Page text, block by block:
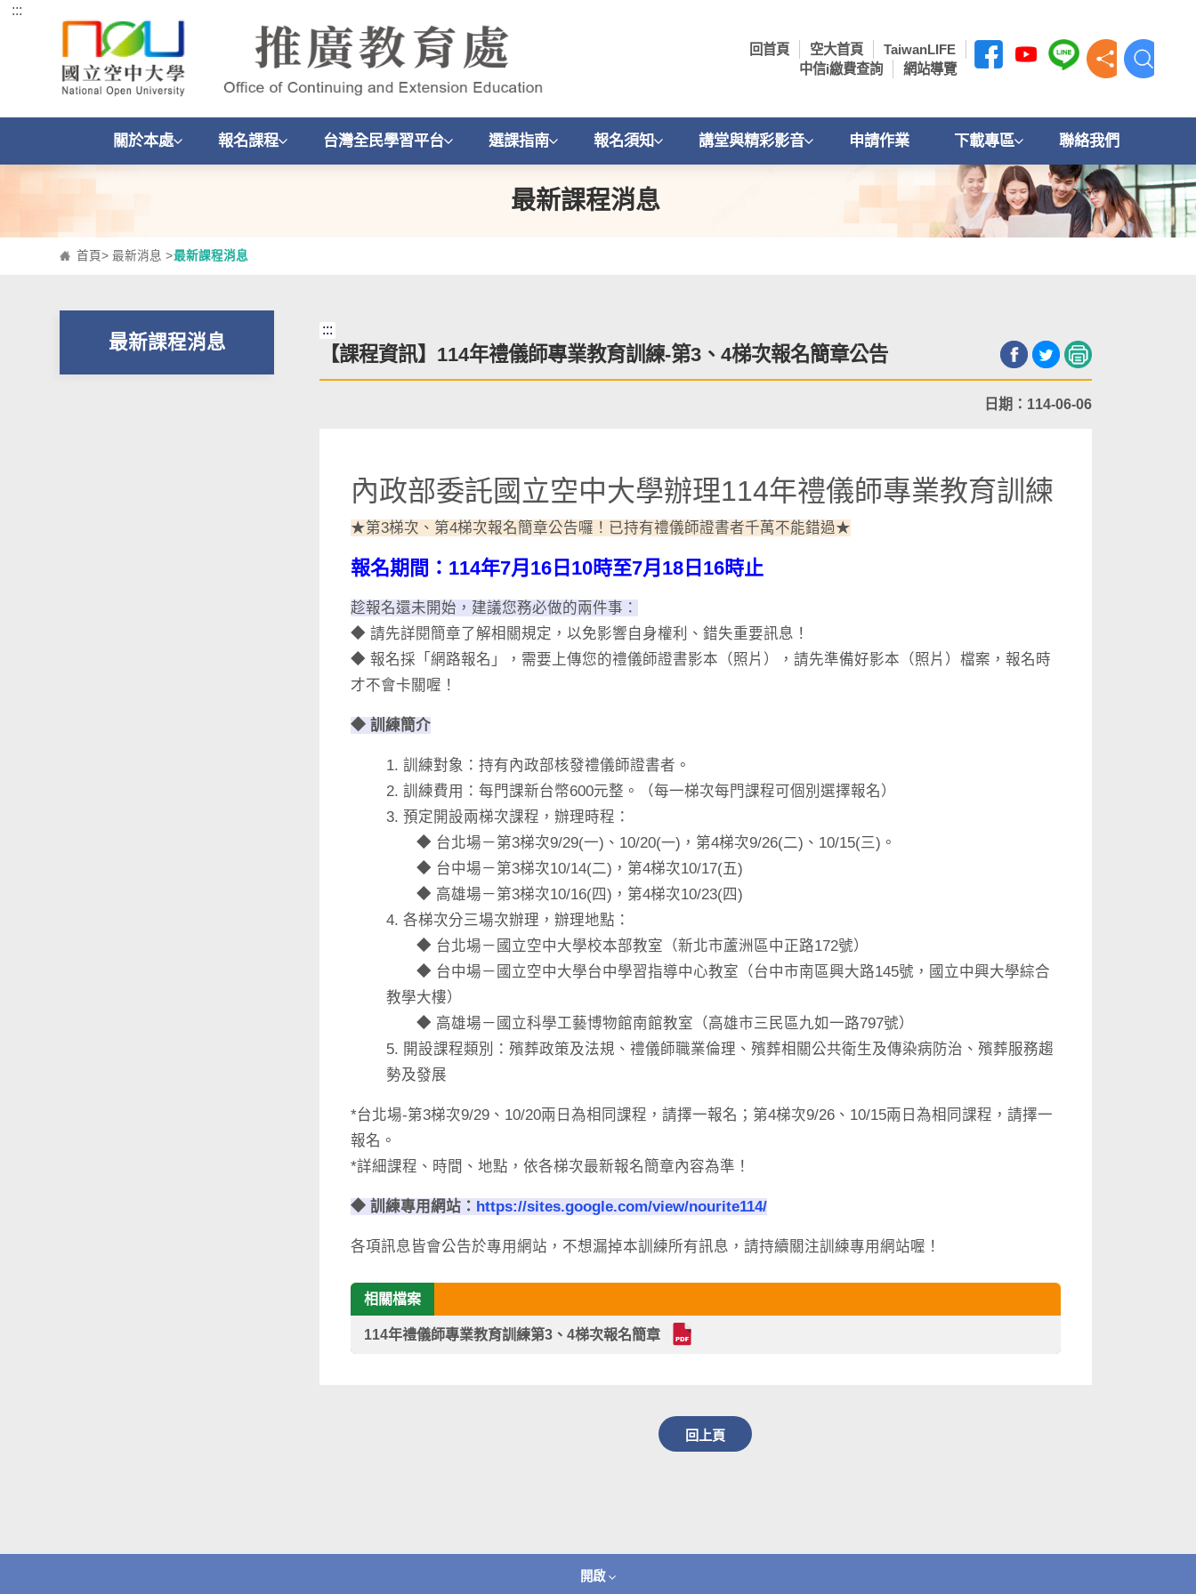
跳到主要內容區塊
:::
回首頁 空大首頁
TaiwanLIFE
中信i繳費查詢
網站導覽
關於本處 報名課程 台灣全民學習平台 選課指南 報名須知 講堂與精彩影音 申請作業 下載專區 聯絡我們
最新課程消息
首頁>最新消息 >最新課程消息
最新課程消息
:::
【課程資訊】114年禮儀師專業教育訓練-第3、4梯次報名簡章公告
日期：114-06-06
內政部委託國立空中大學辦理114年禮儀師專業教育訓練
★第3梯次、第4梯次報名簡章公告囉！已持有禮儀師證書者千萬不能錯過★
報名期間：114年7月16日10時至7月18日16時止
趁報名還未開始，建議您務必做的兩件事：
◆ 請先詳閱簡章了解相關規定，以免影響自身權利、錯失重要訊息！
◆ 報名採「網路報名」，需要上傳您的禮儀師證書影本（照片），請先準備好影本（照片）檔案，報名時
才不會卡關喔！
◆ 訓練簡介
1. 訓練對象：持有內政部核發禮儀師證書者。
2. 訓練費用：每門課新台幣600元整。（每一梯次每門課程可個別選擇報名）
3. 預定開設兩梯次課程，辦理時程：
◆ 台北場－第3梯次9/29(一)、10/20(一)，第4梯次9/26(二)、10/15(三)。
◆ 台中場－第3梯次10/14(二)，第4梯次10/17(五)
◆ 高雄場－第3梯次10/16(四)，第4梯次10/23(四)
4. 各梯次分三場次辦理，辦理地點：
◆ 台北場－國立空中大學校本部教室（新北市蘆洲區中正路172號）
◆ 台中場－國立空中大學台中學習指導中心教室（台中市南區興大路145號，國立中興大學綜合
教學大樓）
◆ 高雄場－國立科學工藝博物館南館教室（高雄市三民區九如一路797號）
5. 開設課程類別：殯葬政策及法規、禮儀師職業倫理、殯葬相關公共衛生及傳染病防治、殯葬服務趨
勢及發展
*台北場-第3梯次9/29、10/20兩日為相同課程，請擇一報名；第4梯次9/26、10/15兩日為相同課程，請擇一
報名。
*詳細課程、時間、地點，依各梯次最新報名簡章內容為準！
◆ 訓練專用網站： https://sites.google.com/view/nourite114/
各項訊息皆會公告於專用網站，不想漏掉本訓練所有訊息，請持續關注訓練專用網站喔！
相關檔案
114年禮儀師專業教育訓練第3、4梯次報名簡章
回上頁
開啟